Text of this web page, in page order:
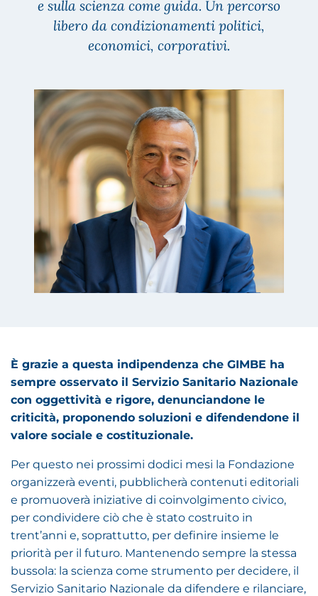
e sulla scienza come guida. Un percorso
libero da condizionamenti politici,
economici, corporativi.
È grazie a questa indipendenza che GIMBE ha
sempre osservato il Servizio Sanitario Nazionale
con oggettività e rigore, denunciandone le
criticità, proponendo soluzioni e difendendone il
valore sociale e costituzionale.
Per questo nei prossimi dodici mesi la Fondazione
organizzerà eventi, pubblicherà contenuti editoriali
e promuoverà iniziative di coinvolgimento civico,
per condividere ciò che è stato costruito in
trent’anni e, soprattutto, per definire insieme le
priorità per il futuro. Mantenendo sempre la stessa
bussola: la scienza come strumento per decidere, il
Servizio Sanitario Nazionale da difendere e rilanciare,